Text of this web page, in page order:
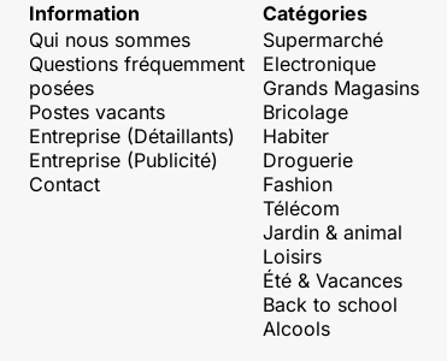
Information
Qui nous sommes
Questions fréquemment
posées
Postes vacants
Entreprise (Détaillants)
Entreprise (Publicité)
Contact
Catégories
Supermarché
Electronique
Grands Magasins
Bricolage
Habiter
Droguerie
Fashion
Télécom
Jardin & animal
Loisirs
Été & Vacances
Back to school
Alcools